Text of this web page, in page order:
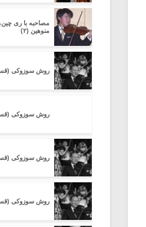
مصاحبه با ری
منوهین (۲)
روش سوزوکی
روش سوزوکی
روش سوزوکی
روش سوزوکی